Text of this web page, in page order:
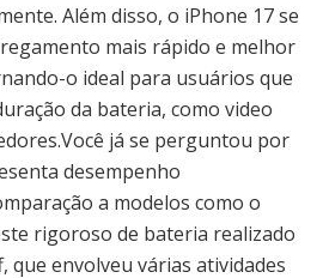
Além disso, o iPhone 17 se
mais rápido e melhor
o ideal para usuários que
da bateria, como video
já se perguntou por
desempenho
a modelos como o
rigoroso de bateria realizado
que envolveu várias atividades